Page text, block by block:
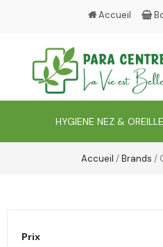
Accueil
HYGIENE NEZ & OREILLE
Accueil /Brands /
Prix